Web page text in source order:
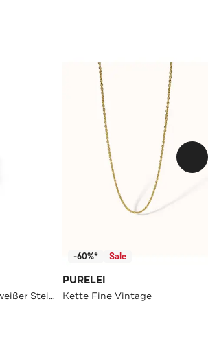
Einzel Ohrstecker weißer Stein silber 925 Sterlingsilber
-60%* Sale
PURELEI
Kette Fine Vintage